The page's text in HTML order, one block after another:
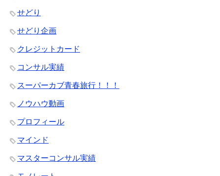
せどり
せどり企画
クレジットカード
コンサル実績
スーパーカブ青春旅行！！！
ノウハウ動画
プロフィール
マインド
マスターコンサル実績